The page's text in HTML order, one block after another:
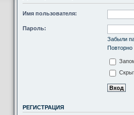
Имя пользователя:
Пароль:
Забыли
Повторно
РЕГИСТРАЦИЯ